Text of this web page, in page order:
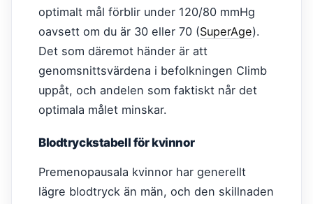
optimalt mål förblir under 120/80 mmHg
oavsett om du är 30 eller 70 (SuperAge).
Det som däremot händer är att
genomsnittsvärdena i befolkningen Climb
uppåt, och andelen som faktiskt når det
optimala målet minskar.
Blodtryckstabell för kvinnor
Premenopausala kvinnor har generellt
lägre blodtryck än män, och den skillnaden